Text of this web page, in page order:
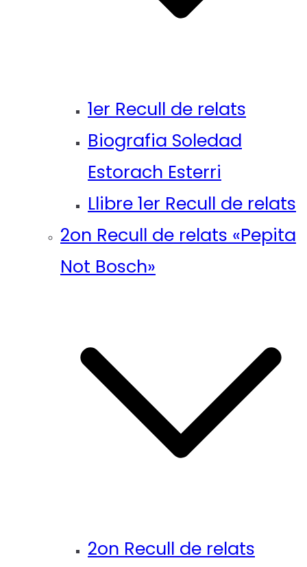
1er Recull de relats
Biografia Soledad
Estorach Esterri
Llibre 1er Recull de relats
2on Recull de relats «Pepita
Not Bosch»
2on Recull de relats